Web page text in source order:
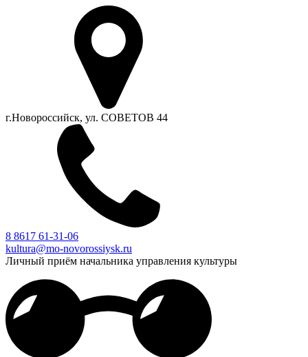
г.Новороссийск, ул. СОВЕТОВ 44
8 8617 61-31-06
kultura@mo-novorossiysk.ru
Личный приём начальника управления культуры